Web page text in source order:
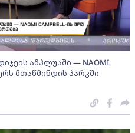
ამპლუაში — NAOMI
მთაწმინდის პარკში